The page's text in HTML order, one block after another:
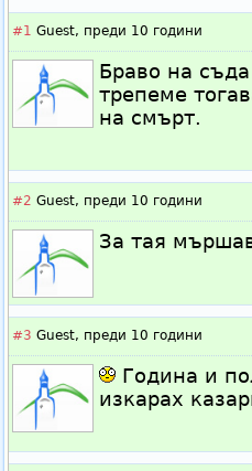
#1 Guest, преди 10 години
Браво на
трепеме
на смърт.
#2 Guest, преди 10 години
За тая
#3 Guest, преди 10 години
Година и
изкарах